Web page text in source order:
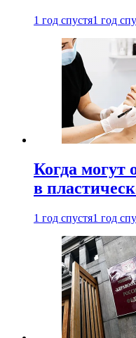
1 год спустя1 год
Когда могут
в
1 год спустя1 год